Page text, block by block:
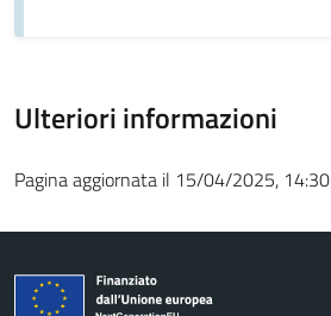
Ulteriori informazioni
Pagina aggiornata il 15/04/2025, 14:30